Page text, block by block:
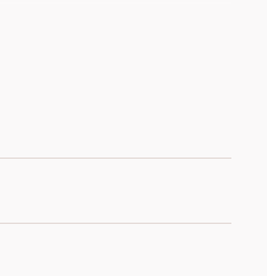
кедра. На заднем